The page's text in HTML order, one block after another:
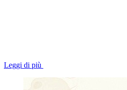
Leggi di più